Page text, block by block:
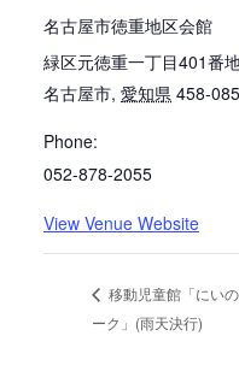
名古屋市徳重地区会館
緑区元徳重一丁目401番
名古屋市, 愛知県 458-
Phone:
052-878-2055
View Venue Website
移動児童館「にい
ーク」(雨天決行)